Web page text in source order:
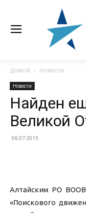
Домой Новости
Новости
Найден
Великой
06.07.2015
Алтайским РО ВООВ
«Поискового